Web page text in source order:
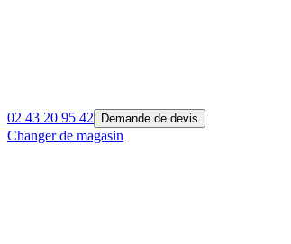
02 43 20 95 42 Demande de devis
Changer de magasin